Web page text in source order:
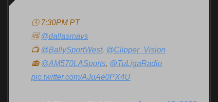
🕓 7:30PM PT
🆚@dallasmavs
📺 @BallySportWest, @Clipper_Vision
📻@AM570LASports, @TuLigaRadio
pic.twitter.com/AJuAe0PX4U